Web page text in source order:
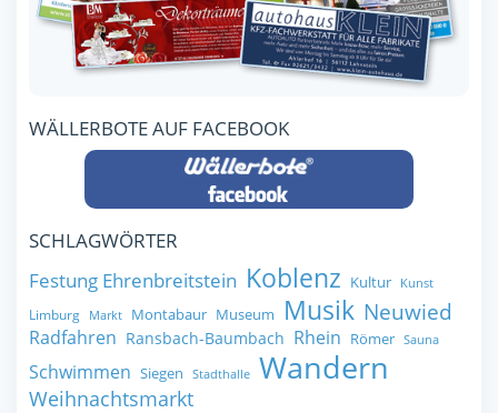
WÄLLERBOTE AUF FACEBOOK
SCHLAGWÖRTER
Festung Ehrenbreitstein Koblenz Kultur Kunst
Limburg Markt Montabaur Museum Musik Neuwied
Radfahren Ransbach-Baumbach Rhein Römer Sauna
Schwimmen Siegen Stadthalle Wandern
Weihnachtsmarkt